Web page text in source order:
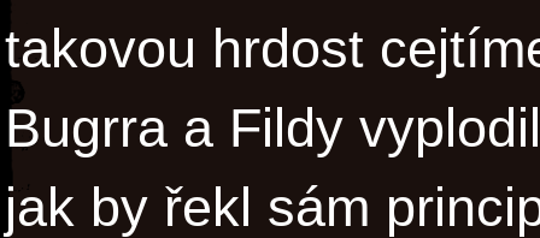
takovou hrdost
Bugrra a Fildy
jak by řekl sám